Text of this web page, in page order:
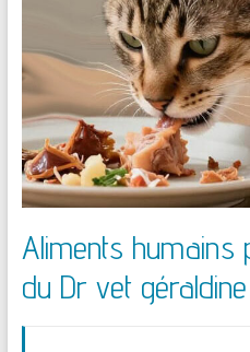
Aliments humains
du Dr vet